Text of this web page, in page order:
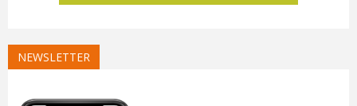
NEWSLETTER